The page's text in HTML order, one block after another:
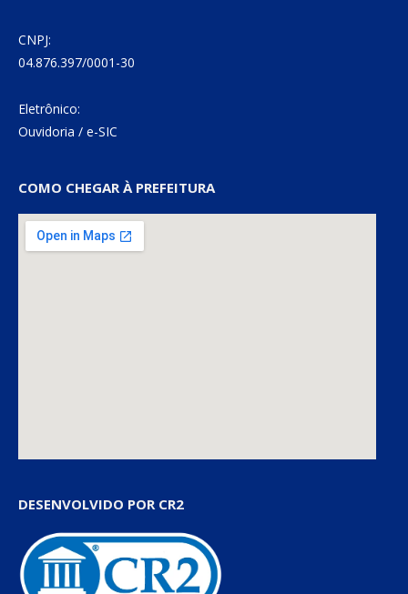
CNPJ:
04.876.397/0001-30
Eletrônico:
Ouvidoria / e-SIC
COMO CHEGAR À PREFEITURA
DESENVOLVIDO POR CR2